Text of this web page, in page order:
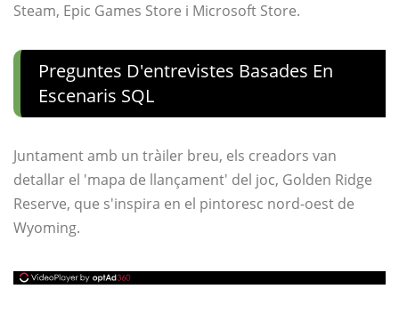
Steam, Epic Games Store i Microsoft Store.
Preguntes D'entrevistes Basades En
Escenaris SQL
Juntament amb un tràiler breu, els creadors van
detallar el 'mapa de llançament' del joc, Golden Ridge
Reserve, que s'inspira en el pintoresc nord-oest de
Wyoming.